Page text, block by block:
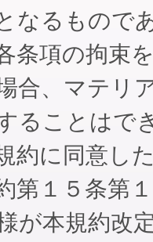
なるもので
条項の拘束
合、マテリ
ることはで
約に同意し
第１５条第
が本規約改